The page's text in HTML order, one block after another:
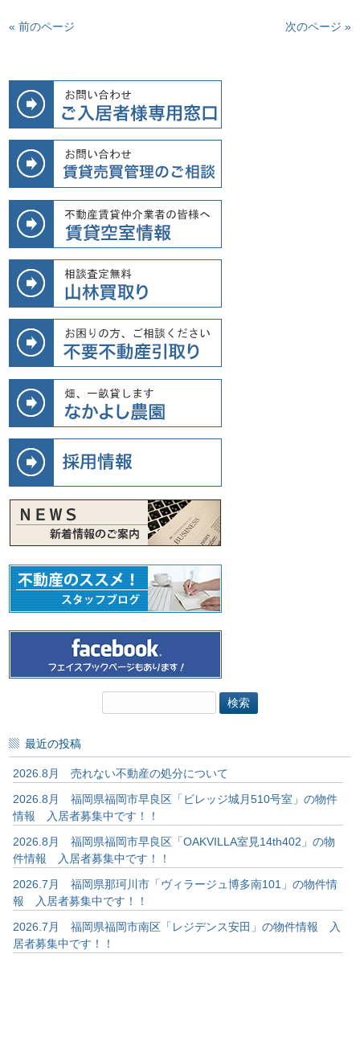
« 前のページ 次のページ »
最近の投稿
2026.8月 売れない不動産の処分について
2026.8月 福岡県福岡市早良区「ビレッジ城月510号室」の物件
情報 入居者募集中です！！
2026.8月 福岡県福岡市早良区「OAKVILLA室見14th402」の物
件情報 入居者募集中です！！
2026.7月 福岡県那珂川市「ヴィラージュ博多南101」の物件情
報 入居者募集中です！！
2026.7月 福岡県福岡市南区「レジデンス安田」の物件情報 入
居者募集中です！！